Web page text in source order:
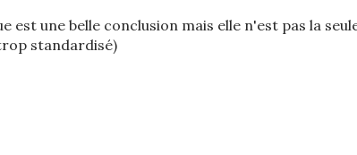
est une belle conclusion mais elle n'est pas la
standardisé)